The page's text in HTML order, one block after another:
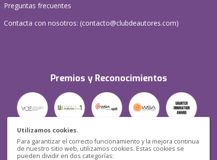
Utilizamos cookies.
Para garantizar el correcto funcionamiento y la mejora continua
de nuestro sitio web, utilizamos cookies. Estas cookies se
pueden dividir en dos categorías:
Preguntas frecuentes
Contacta con nosotros: (contacto@clubdeautores.com)
Premios y Reconocimientos
Seguridad